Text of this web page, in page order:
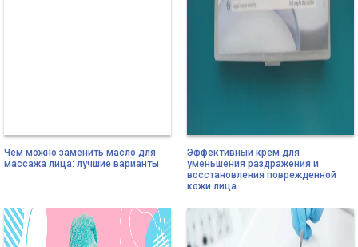
Чем можно заменить масло для
массажа лица: лучшие варианты
Эффективный крем для
уменьшения раздражения и
восстановления поврежденной
кожи лица